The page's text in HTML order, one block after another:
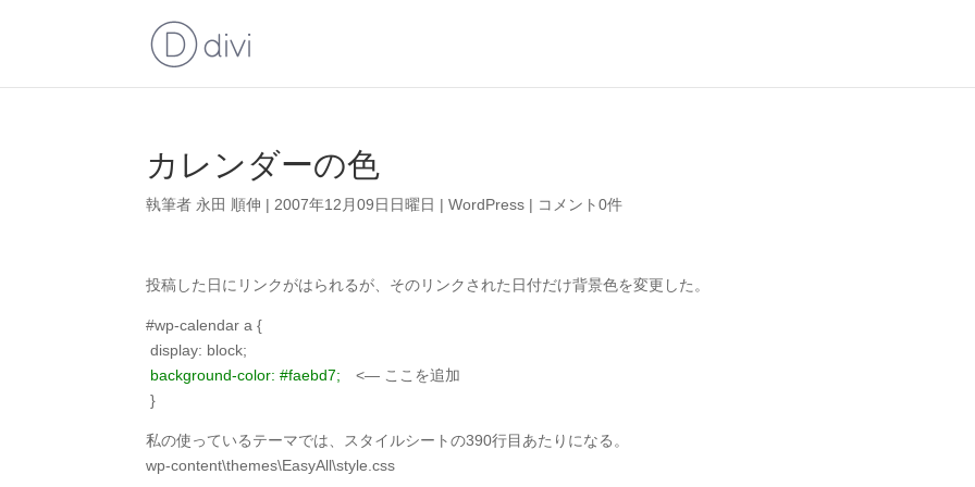
カレンダーの色
執筆者 永田 順伸 | 2007年12月09日日曜日 |WordPress | コメント0件
投稿した日にリンクがはられるが、そのリンクされた日付だけ背景色を変更した。
#wp-calendar a {
display: block;
background-color: #faebd7; <— ここを追加
}
私の使っているテーマでは、スタイルシートの390行目あたりになる。
wp-content\themes\EasyAll\style.css